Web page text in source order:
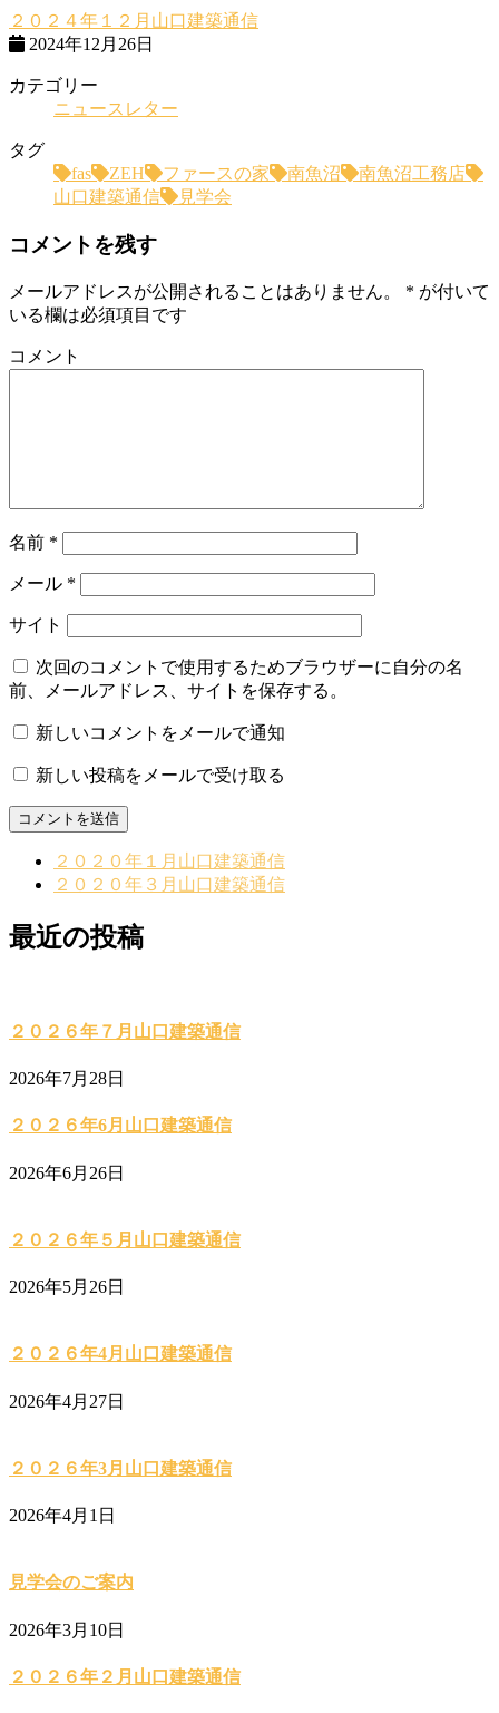
２０２４年１２月山口建築通信
2024年12月26日
カテゴリー
ニュースレター
タグ
fas
ZEH ファースの家 南魚沼
南魚沼工務店
山口建築通信
見学会
コメントを残す
メールアドレスが公開されることはありません。 * が付いて
いる欄は必須項目です
コメント
名前 *
メール *
サイト
次回のコメントで使用するためブラウザーに自分の名
前、メールアドレス、サイトを保存する。
新しいコメントをメールで通知
新しい投稿をメールで受け取る
２０２０年１月山口建築通信
２０２０年３月山口建築通信
最近の投稿
２０２６年７月山口建築通信
2026年7月28日
２０２６年6月山口建築通信
2026年6月26日
２０２６年５月山口建築通信
2026年5月26日
２０２６年4月山口建築通信
2026年4月27日
２０２６年3月山口建築通信
2026年4月1日
見学会のご案内
2026年3月10日
２０２６年２月山口建築通信